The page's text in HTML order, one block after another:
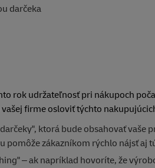
darčeka
rok udržateľnosť pri nákupoch
firme osloviť týchto
ktorá bude obsahovať vaše
pomôže zákazníkom rýchlo nájsť aj
– ak napríklad hovoríte, že